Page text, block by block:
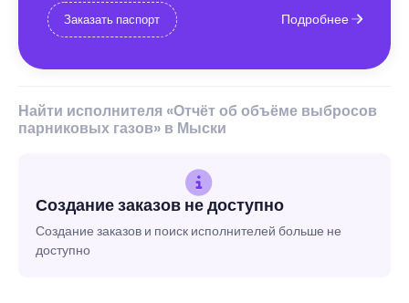
Заказать паспорт Подробнее
Найти исполнителя «Отчёт об объёме выбросов
парниковых газов» в Мыски
Создание заказов не доступно
Создание заказов и поиск исполнителей больше не
доступно